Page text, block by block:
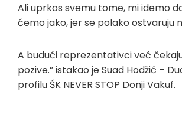
Ali uprkos svemu tome, mi idemo
ćemo jako, jer se polako ostvaruju
A budući reprezentativci već
pozive.” istakao je Suad Hodžić –
profilu ŠK NEVER STOP Donji Vakuf.